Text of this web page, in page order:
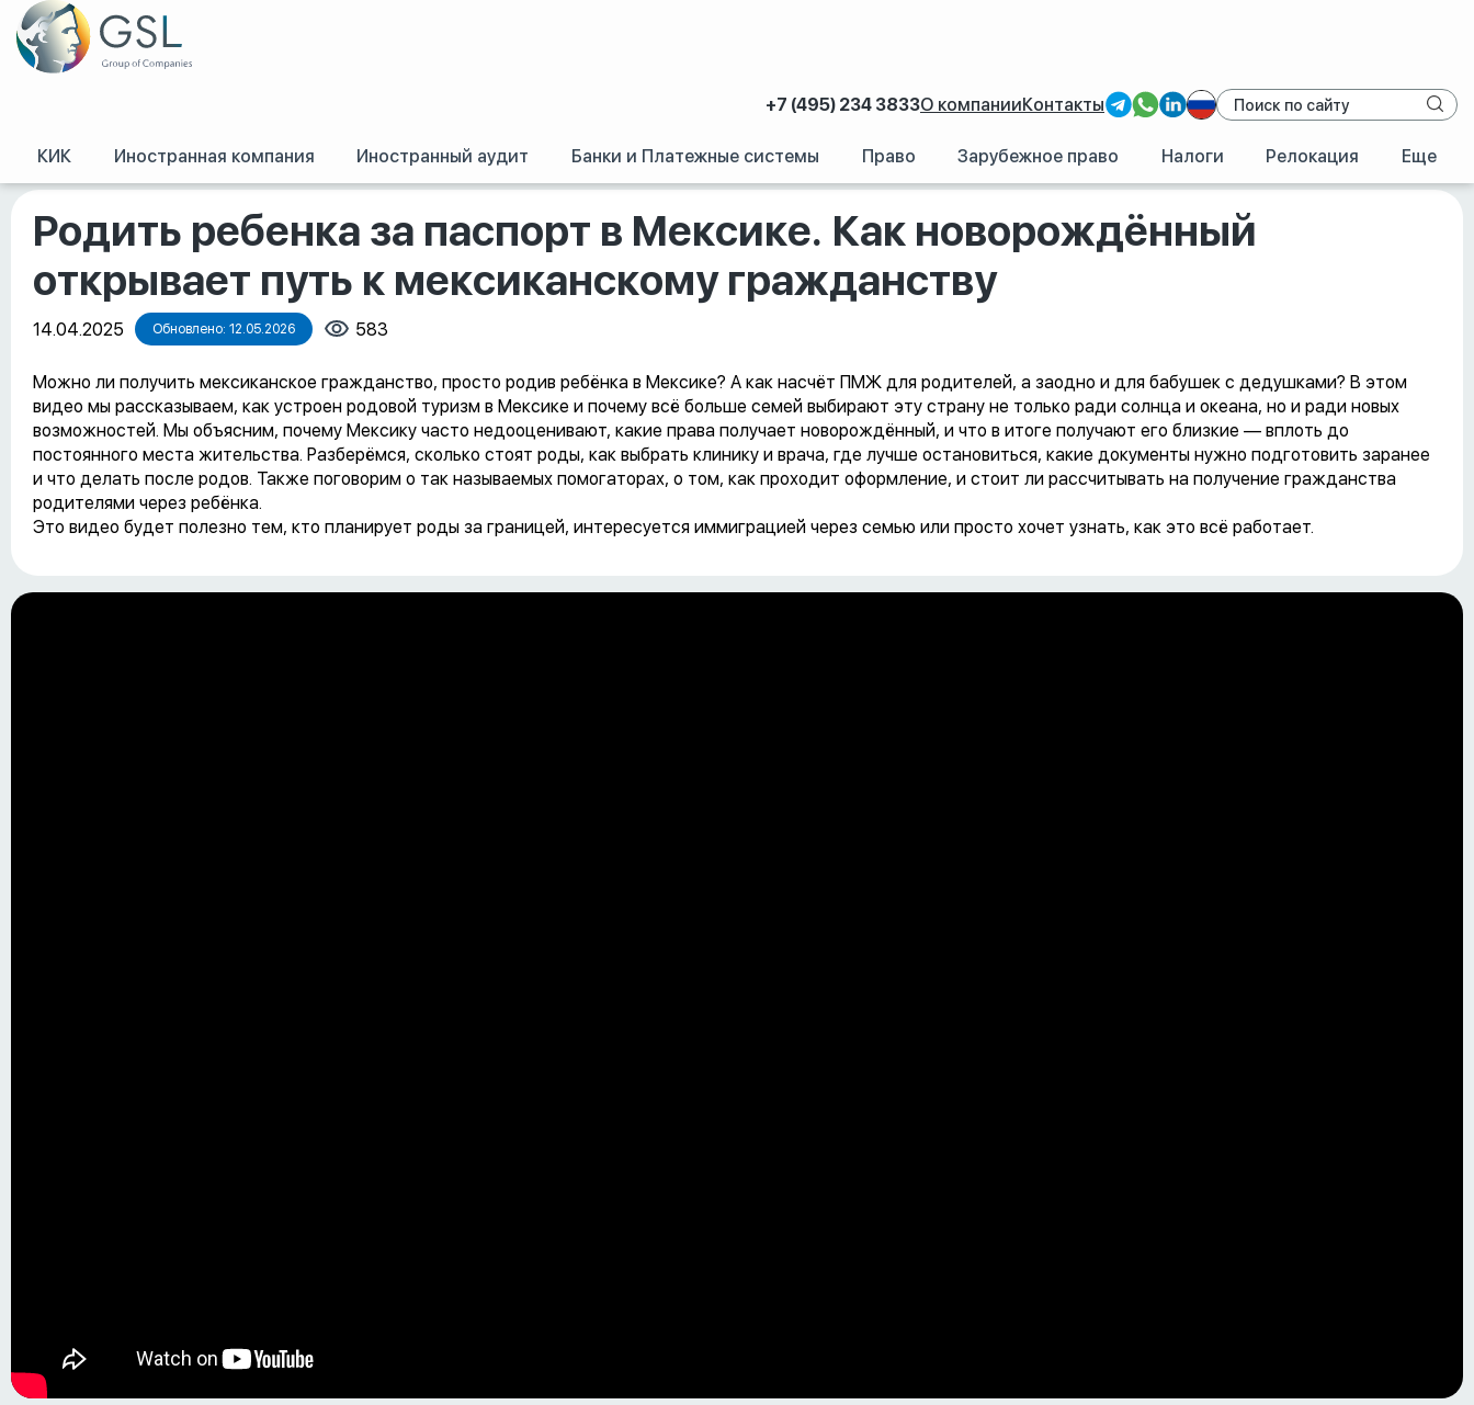
+7 (495) 234 3833О компанииКонтакты
КИК Иностранная компания Иностранный аудит Банки и Платежные системы Право Зарубежное право Налоги Релокация Еще
GSL/Оффшорные конференции, семинары и обучение/Родить ребенка за паспорт в Мексике. Как новорождённый открывает путь к мексиканскому гражданству
Родить ребенка за паспорт в Мексике. Как новорождённый
открывает путь к мексиканскому гражданству
14.04.2025 Обновлено: 12.05.2026 583
Можно ли получить мексиканское гражданство, просто родив ребёнка в Мексике? А как насчёт ПМЖ для родителей, а заодно и для бабушек с дедушками? В этом
видео мы рассказываем, как устроен родовой туризм в Мексике и почему всё больше семей выбирают эту страну не только ради солнца и океана, но и ради новых
возможностей. Мы объясним, почему Мексику часто недооценивают, какие права получает новорождённый, и что в итоге получают его близкие — вплоть до
постоянного места жительства. Разберёмся, сколько стоят роды, как выбрать клинику и врача, где лучше остановиться, какие документы нужно подготовить заранее
и что делать после родов. Также поговорим о так называемых помогаторах, о том, как проходит оформление, и стоит ли рассчитывать на получение гражданства
родителями через ребёнка.
Это видео будет полезно тем, кто планирует роды за границей, интересуется иммиграцией через семью или просто хочет узнать, как это всё работает.